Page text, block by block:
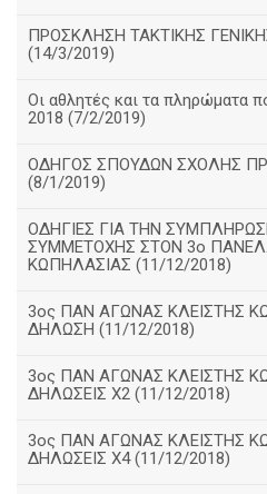
ΠΡΟΣΚΛΗΣΗ ΤΑΚΤΙΚΗΣ
(14/3/2019)
Οι αθλητές και τα πληρώματα
2018 (7/2/2019)
ΟΔΗΓΟΣ ΣΠΟΥΔΩΝ ΣΧΟΛΗΣ
(8/1/2019)
ΟΔΗΓΙΕΣ ΓΙΑ ΤΗΝ
ΣΥΜΜΕΤΟΧΗΣ ΣΤΟΝ 3ο
ΚΩΠΗΛΑΣΙΑΣ (11/12/2018)
3ος ΠΑΝ ΑΓΩΝΑΣ ΚΛΕΙΣΤΗΣ
ΔΗΛΩΣΗ (11/12/2018)
3ος ΠΑΝ ΑΓΩΝΑΣ ΚΛΕΙΣΤΗΣ
ΔΗΛΩΣΕΙΣ Χ2 (11/12/2018)
3ος ΠΑΝ ΑΓΩΝΑΣ ΚΛΕΙΣΤΗΣ
ΔΗΛΩΣΕΙΣ Χ4 (11/12/2018)